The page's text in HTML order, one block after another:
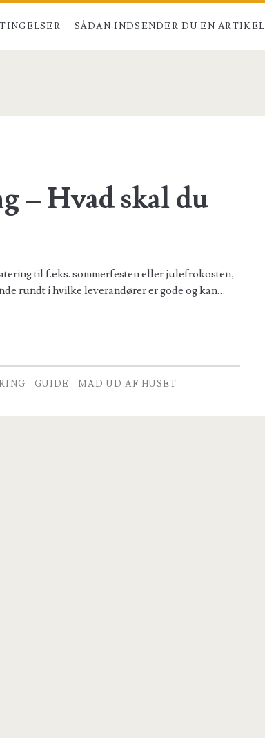
SÅDAN INDSENDER DU EN ARTIKEL
– Hvad skal du
til f.eks. sommerfesten eller julefrokosten,
rundt i hvilke leverandører er gode og kan…
GUIDE MAD UD AF HUSET